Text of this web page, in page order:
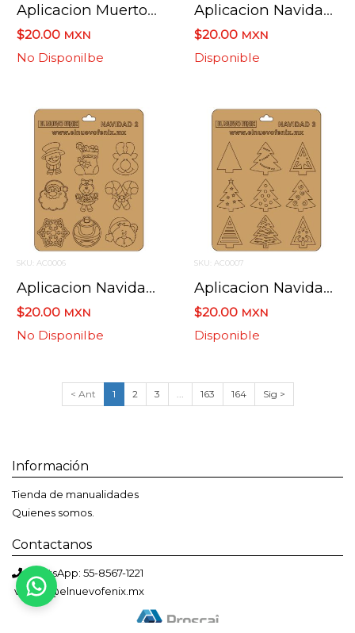
Aplicacion Muertos Cartulina Bateria
$20.00 MXN
No Disponilbe
Aplicacion Navidad Cartulina Bateria
$20.00 MXN
Disponible
SKU: AC0006
Aplicacion Navidad2 Cartulina Bateria
$20.00 MXN
No Disponilbe
SKU: AC0007
Aplicacion Navidad 3 Cartulina Bateria
$20.00 MXN
Disponible
< Ant 1 2 3 ... 163 164 Sig >
Información
Tienda de manualidades
Quienes somos.
Contactanos
WhatsApp: 55-8567-1221
ventas@elnuevofenix.mx
Bienvenido a El Nuevo Fénix
Solemos responder en menos de una hora